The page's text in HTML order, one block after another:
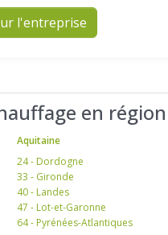
l'entreprise
en région
Aquitaine
24 - Dordogne
33 - Gironde
40 - Landes
47 - Lot-et-Garonne
64 - Pyrénées-Atlantiques